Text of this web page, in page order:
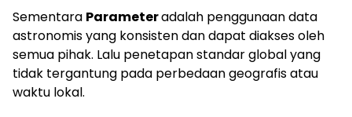
Sementara Parameteradalah penggunaan data
astronomis yang konsisten dan dapat diakses oleh
semua pihak. Lalu penetapan standar global yang
tidak tergantung pada perbedaan geografis atau
waktu lokal.